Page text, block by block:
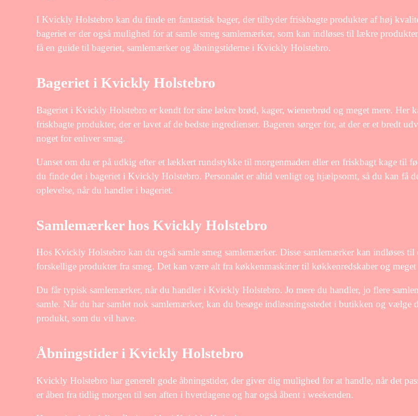
I Kvickly Holstebro kan du finde en fantastisk bager, der tilbyder friskbagte produkter af høj
bageriet er der også mulighed for at samle smeg samlemærker, som kan indløses til lækre
få en guide til bageriet, samlemærker og åbningstiderne i Kvickly Holstebro.
Bageriet i Kvickly Holstebro
Bageriet i Kvickly Holstebro er kendt for sine lækre brød, kager, wienerbrød og meget mere. Her
friskbagte produkter, der er lavet af de bedste ingredienser. Bageren sørger for, at der er et bredt
noget for enhver smag.
Uanset om du er på udkig efter et lækkert rundstykke til morgenmaden eller en friskbagt kage til
du finde det i bageriet i Kvickly Holstebro. Personalet er altid venligt og hjælpsomt, så du kan få
oplevelse, når du handler i bageriet.
Samlemærker hos Kvickly Holstebro
Hos Kvickly Holstebro kan du også samle smeg samlemærker. Disse samlemærker kan indløses
forskellige produkter fra smeg. Det kan være alt fra køkkenmaskiner til køkkenredskaber og meget
Du får typisk samlemærker, når du handler i Kvickly Holstebro. Jo mere du handler, jo flere
samle. Når du har samlet nok samlemærker, kan du besøge indløsningsstedet i butikken og vælge
produkt, som du vil have.
Åbningstider i Kvickly Holstebro
Kvickly Holstebro har generelt gode åbningstider, der giver dig mulighed for at handle, når det
er åben fra tidlig morgen til sen aften i hverdagene og har også åbent i weekenden.